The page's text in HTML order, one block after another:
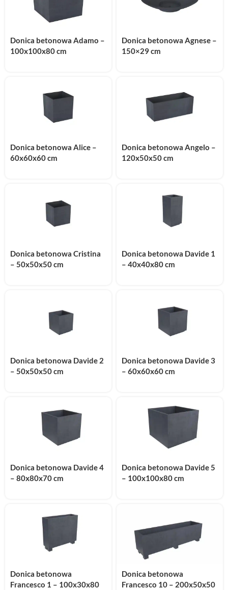
Donica betonowa Adamo –
100x100x80 cm
Donica betonowa Agnese –
150×29 cm
Donica betonowa Alice –
60x60x60 cm
Donica betonowa Angelo –
120x50x50 cm
Donica betonowa Cristina
– 50x50x50 cm
Donica betonowa Davide 1
– 40x40x80 cm
Donica betonowa Davide 2
– 50x50x50 cm
Donica betonowa Davide 3
– 60x60x60 cm
Donica betonowa Davide 4
– 80x80x70 cm
Donica betonowa Davide 5
– 100x100x80 cm
Donica betonowa
Francesco 1 – 100x30x80
Donica betonowa
Francesco 10 – 200x50x50